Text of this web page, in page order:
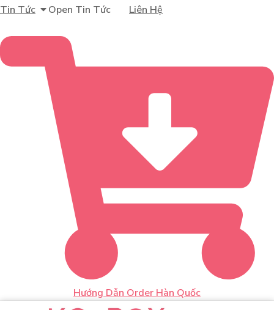
Tin Tức
Open Tin Tức Liên Hệ
Hướng Dẫn Order Hàn Quốc